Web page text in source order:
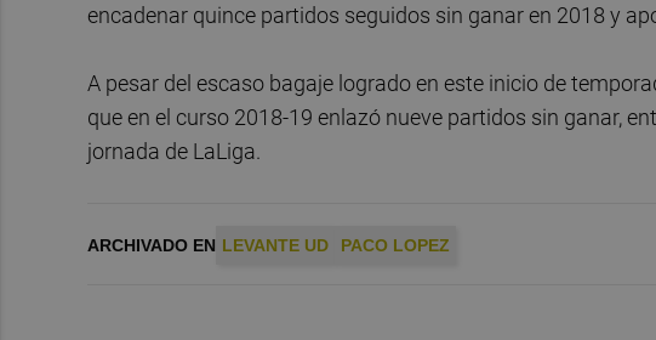
encadenar quince partidos seguidos sin ganar en 2018 y
A pesar del escaso bagaje logrado en este inicio de
que en el curso 2018-19 enlazó nueve partidos sin ganar,
jornada de LaLiga.
ARCHIVADO EN LEVANTE UD PACO LOPEZ